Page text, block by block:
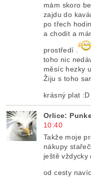
mám skoro
zajdu do
po třech
a chodit a
prostředí .
toho nic
měsíc hezky
Žiju s toho
krásný plat :D
Orlice:
10:40
Takže moje
nákupy
ještě vždycky
od cesty